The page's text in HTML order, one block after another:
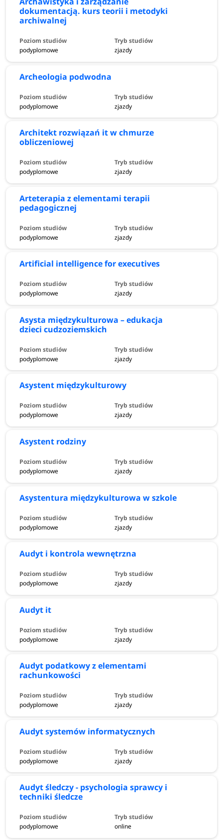
dokumentacją. kurs teorii i metodyki
archiwalnej
podyplomowe zjazdy
Archeologia podwodna
podyplomowe zjazdy
Architekt rozwiązań it w chmurze
obliczeniowej
podyplomowe zjazdy
Arteterapia z elementami terapii
pedagogicznej
podyplomowe zjazdy
Artificial intelligence for executives
podyplomowe zjazdy
Asysta międzykulturowa – edukacja
dzieci cudzoziemskich
podyplomowe zjazdy
Asystent międzykulturowy
podyplomowe zjazdy
Asystent rodziny
podyplomowe zjazdy
Asystentura międzykulturowa w szkole
podyplomowe zjazdy
Audyt i kontrola wewnętrzna
podyplomowe zjazdy
Audyt it
podyplomowe zjazdy
Audyt podatkowy z elementami
rachunkowości
podyplomowe zjazdy
Audyt systemów informatycznych
podyplomowe zjazdy
Audyt śledczy - psychologia sprawcy i
techniki śledcze
podyplomowe online